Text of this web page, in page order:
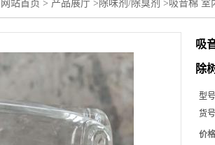
网站首页 > 产品展厅 > 除味剂/除臭剂 >吸音棉 室
吸
除
型号
货号
价格